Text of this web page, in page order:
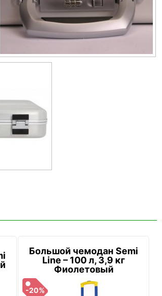
Большой чемодан Semi
Line – 100 л, 3,9 кг
Фиолетовый
-20%